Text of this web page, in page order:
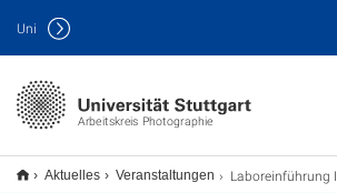
Arbeitskreis Photographie
Uni
Aktuelles Veranstaltungen Laboreinführung I (Filmentwicklung)